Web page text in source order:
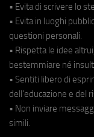
• Evita di scrivere lo
• Evita in luoghi
questioni personali.
• Rispetta le idee
bestemmiare né
• Sentiti libero di
dell'educazione e del
• Non inviare
simili.